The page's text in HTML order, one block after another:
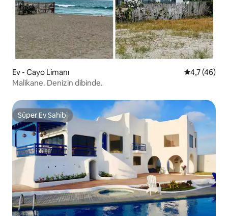
Ev - Cayo Limanı 5 üzerinden
4,7 (46)
Malikane. Denizin dibinde.
Süper Ev Sahibi
Süper Ev Sahibi